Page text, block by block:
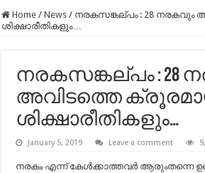
Home / News / നരകസങ്കല്പം : 28 നരകവും
ശിക്ഷാരീതികളും…
നരകസങ്കല്പം : 28
അവിടത്തെ
ശിക്ഷാരീതികളും…
January 5, 2019 Leave a comment
നരകം എന്ന് കേൾക്കാത്തവർ ആരുംതന്നെ